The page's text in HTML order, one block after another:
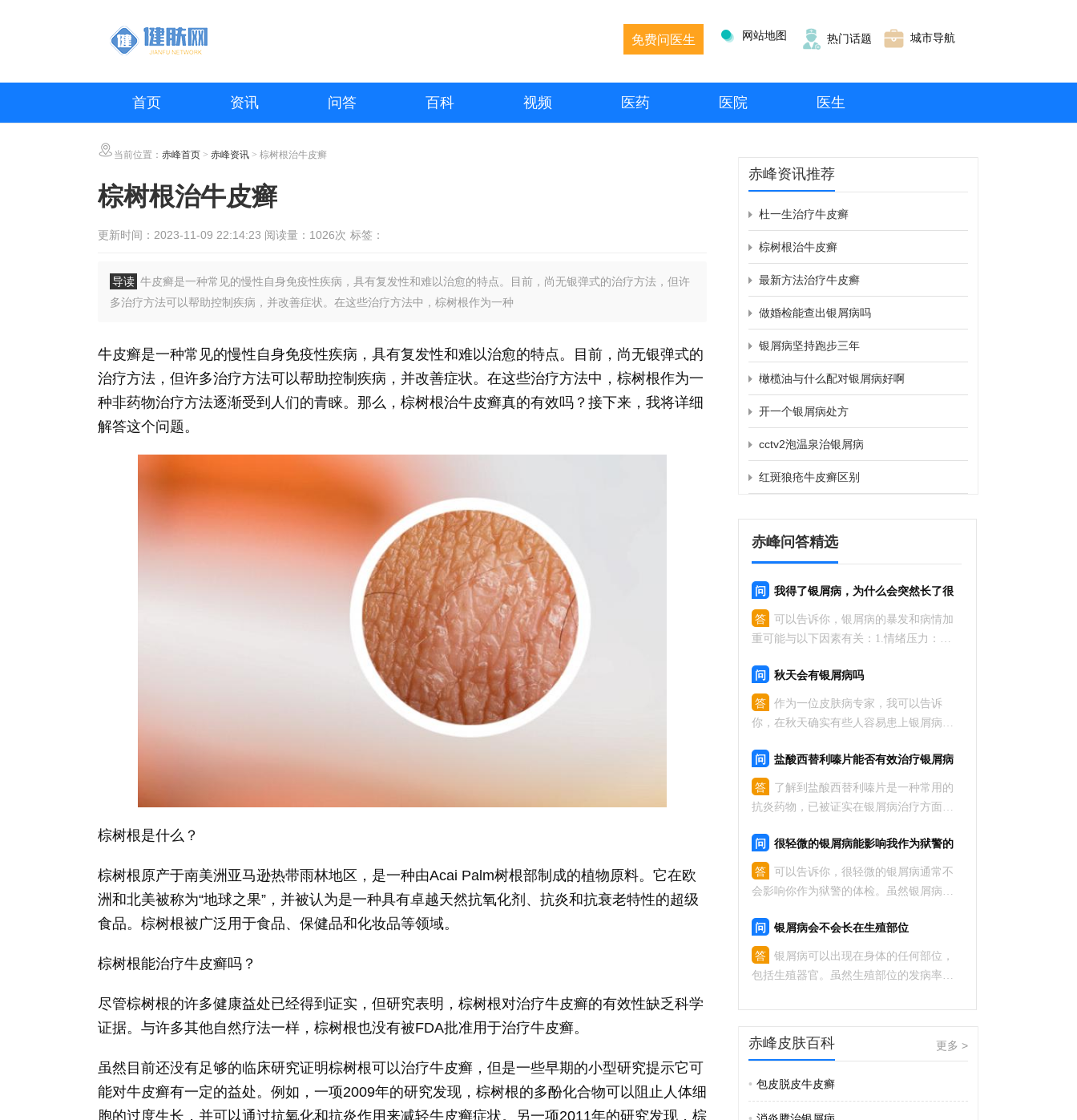
城市导航
热门话题
网站地图
免费问医生
首页 资讯 问答 百科 视频 医药 医院 医生
当前位置： 赤峰首页 > 赤峰资讯 > 棕树根治牛皮癣
棕树根治牛皮癣
更新时间：2023-11-09 22:14:23 阅读量：1026次 标签：
导读 牛皮癣是一种常见的慢性自身免疫性疾病，具有复发性和难以治愈的特点。目前，尚无银弹式的治疗方法，但许
多治疗方法可以帮助控制疾病，并改善症状。在这些治疗方法中，棕树根作为一种
牛皮癣是一种常见的慢性自身免疫性疾病，具有复发性和难以治愈的特点。目前，尚无银弹式的
治疗方法，但许多治疗方法可以帮助控制疾病，并改善症状。在这些治疗方法中，棕树根作为一
种非药物治疗方法逐渐受到人们的青睐。那么，棕树根治牛皮癣真的有效吗？接下来，我将详细
解答这个问题。
棕树根是什么？
棕树根原产于南美洲亚马逊热带雨林地区，是一种由Acai Palm树根部制成的植物原料。它在欧
洲和北美被称为“地球之果”，并被认为是一种具有卓越天然抗氧化剂、抗炎和抗衰老特性的超级
食品。棕树根被广泛用于食品、保健品和化妆品等领域。
棕树根能治疗牛皮癣吗？
尽管棕树根的许多健康益处已经得到证实，但研究表明，棕树根对治疗牛皮癣的有效性缺乏科学
证据。与许多其他自然疗法一样，棕树根也没有被FDA批准用于治疗牛皮癣。
虽然目前还没有足够的临床研究证明棕树根可以治疗牛皮癣，但是一些早期的小型研究提示它可
能对牛皮癣有一定的益处。例如，一项2009年的研究发现，棕树根的多酚化合物可以阻止人体细
胞的过度生长，并可以通过抗氧化和抗炎作用来减轻牛皮癣症状。另一项2011年的研究发现，棕
赤峰资讯推荐
杜一生治疗牛皮癣
棕树根治牛皮癣
最新方法治疗牛皮癣
做婚检能查出银屑病吗
银屑病坚持跑步三年
橄榄油与什么配对银屑病好啊
开一个银屑病处方
cctv2泡温泉治银屑病
红斑狼疮牛皮癣区别
赤峰问答精选
问
我得了银屑病，为什么会突然长了很
多
答
可以告诉你，银屑病的暴发和病情加
重可能与以下因素有关：1.情绪压力：精
加重。2.环境因素：寒冷、干燥的天气、
疲劳等都可能刺激银屑病发作。3.药物或
感染：某些药物（如β受体阻滞剂、锂等
问 秋天会有银屑病吗
答
作为一位皮肤病专家，我可以告诉
你，在秋天确实有些人容易患上银屑病。
引发皮肤干燥和湿疹，从而诱发或恶化银
屑病。建议你平时注意保持皮肤湿润，避
免寒冷干燥的环境，适当增加室内湿度，
问
盐酸西替利嗪片能否有效治疗银屑病
呢
答
了解到盐酸西替利嗪片是一种常用的
抗炎药物，已被证实在银屑病治疗方面具
应，并且可以抑制过度增生的角化细胞。
然而，每个人的疗效可能会不同，需要医
生根据个体情况进行调整剂量。同时，需
问
很轻微的银屑病能影响我作为狱警的
体检吗
答
可以告诉你，很轻微的银屑病通常不
会影响你作为狱警的体检。虽然银屑病是
微，通常不会对体检结果产生显著影响。
你可以继续进行体检，如果需要提前告知
医生你的银屑病情况，以便他们能够更
问 银屑病会不会长在生殖部位
答
银屑病可以出现在身体的任何部位，
包括生殖器官。虽然生殖部位的发病率较
了银屑病症状，请及时就医，皮肤病专家
可以给出明确的诊断并制定相应的治疗方
案。控制病情的方法包括外用药物、
赤峰皮肤百科 更多 >
• 包皮脱皮牛皮癣